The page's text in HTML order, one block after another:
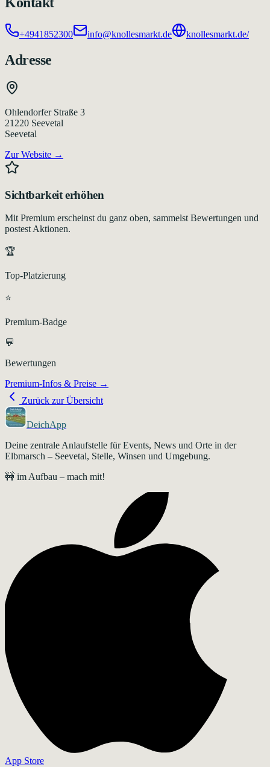
+4941852300 info@knollesmarkt.de knollesmarkt.de/
Adresse
Ohlendorfer Straße 3
21220 Seevetal
Seevetal
Zur Website →
Sichtbarkeit erhöhen
Mit Premium erscheinst du ganz oben, sammelst Bewertungen und
postest Aktionen.
🏆
Top-Platzierung
⭐
Premium-Badge
💬
Bewertungen
Premium-Infos & Preise →
Zurück zur Übersicht
DeichApp
Deine zentrale Anlaufstelle für Events, News und Orte in der
Elbmarsch – Seevetal, Stelle, Winsen und Umgebung.
🚧 im Aufbau – mach mit!
App Store